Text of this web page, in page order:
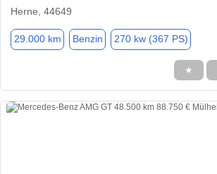
Herne, 44649
29.000 km Benzin 270 kw (367 PS)
★